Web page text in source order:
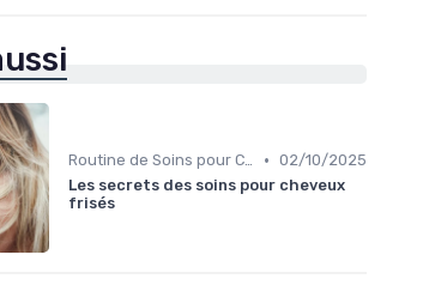
Routine de Soins pour Cheveux Bouclés • 02/10/2025
Les secrets des soins pour cheveux
frisés